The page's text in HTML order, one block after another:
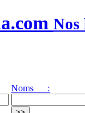
Nos
Noms :